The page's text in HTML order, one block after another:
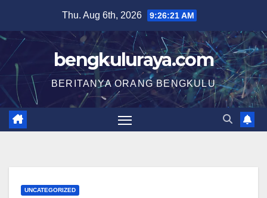
content
Thu. Aug 6th, 2026 9:26:22 AM
bengkuluraya.com
BERITANYA ORANG BENGKULU
UNCATEGORIZED